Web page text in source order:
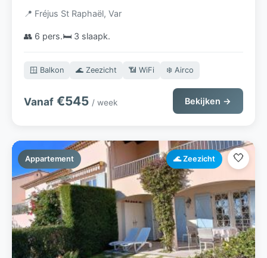
kamerappartement aan de Côte d'Azur
📍 Fréjus St Raphaël, Var
👥 6 pers.🛏️ 3 slaapk.
🪟 Balkon 🌊 Zeezicht 📶 WiFi ❄️ Airco
Vanaf €545 / week Bekijken →
Appartement 🌊 Zeezicht 🤍